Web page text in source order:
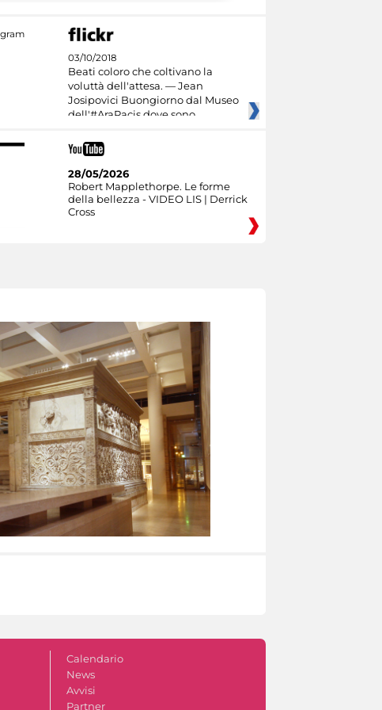
03/10/2018
Beati coloro che coltivano la
voluttà dell'attesa. — Jean
Josipovici Buongiorno dal Museo
dell'#AraPacis dove sono
28/05/2026
Robert Mapplethorpe. Le forme
della bellezza - VIDEO LIS | Derrick
Cross
Calendario
News
Avvisi
Partner